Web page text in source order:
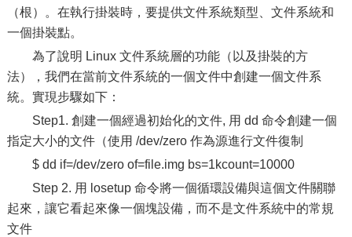
（根）。在執行掛裝時，要提供文件系統類型、文件系統和
一個掛裝點。
為了說明 Linux 文件系統層的功能（以及掛裝的方
法），我們在當前文件系統的一個文件中創建一個文件系
統。實現步驟如下：
Step1. 創建一個經過初始化的文件, 用 dd 命令創建一個
指定大小的文件（使用 /dev/zero 作為源進行文件復制
$ dd if=/dev/zero of=file.img bs=1kcount=10000
Step 2. 用 losetup 命令將一個循環設備與這個文件關聯
起來，讓它看起來像一個塊設備，而不是文件系統中的常規
文件